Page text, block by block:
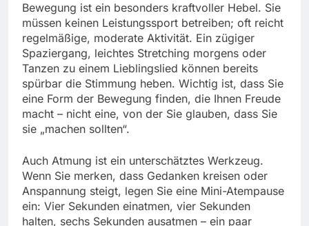
Bewegung ist ein besonders kraftvoller Hebel. Sie
müssen keinen Leistungssport betreiben; oft reicht
regelmäßige, moderate Aktivität. Ein zügiger
Spaziergang, leichtes Stretching morgens oder
Tanzen zu einem Lieblingslied können bereits
spürbar die Stimmung heben. Wichtig ist, dass Sie
eine Form der Bewegung finden, die Ihnen Freude
macht – nicht eine, von der Sie glauben, dass Sie
sie „machen sollten“.
Auch Atmung ist ein unterschätztes Werkzeug.
Wenn Sie merken, dass Gedanken kreisen oder
Anspannung steigt, legen Sie eine Mini-Atempause
ein: Vier Sekunden einatmen, vier Sekunden
halten, sechs Sekunden ausatmen – ein paar